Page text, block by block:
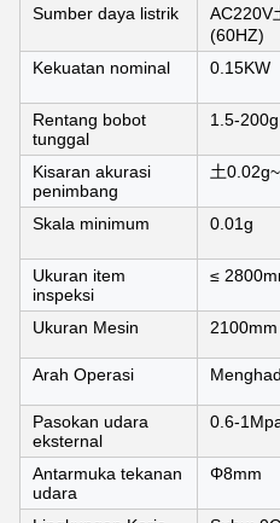
Sumber daya listrik
AC220V
(60HZ)
Kekuatan nominal 0.15KW
Rentang bobot
tunggal
1.5-200g
Kisaran akurasi
penimbang
土
Skala minimum 0.01g
Ukuran item
inspeksi
≤
Ukuran Mesin
Arah Operasi
Pasokan udara
eksternal
0.6-
Antarmuka tekanan
udara
Φ8mm